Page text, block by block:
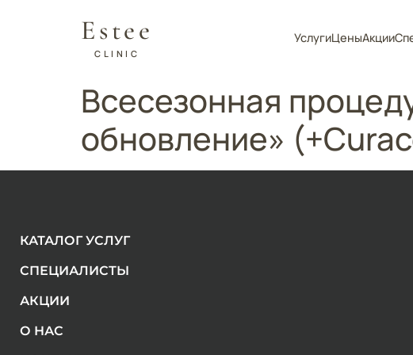
Estee
CLINIC
УслугиЦеныАкции
Всесезонная
обновление»
КАТАЛОГ УСЛУГ
СПЕЦИАЛИСТЫ
АКЦИИ
О НАС